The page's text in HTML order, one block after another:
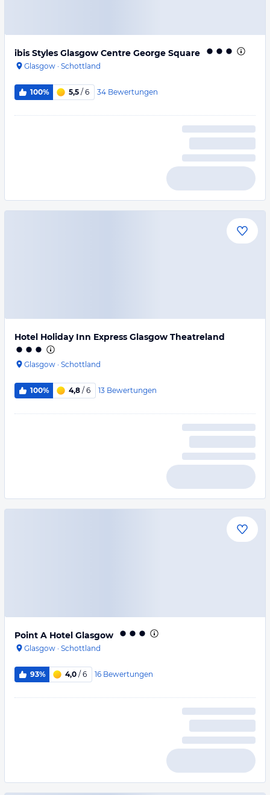
ibis Styles Glasgow Centre George Square
Glasgow · Schottland
100% 5,5 / 6 34 Bewertungen
Hotel Holiday Inn Express Glasgow Theatreland
Glasgow · Schottland
100% 4,8 / 6 13 Bewertungen
Point A Hotel Glasgow
Glasgow · Schottland
93% 4,0 / 6 16 Bewertungen